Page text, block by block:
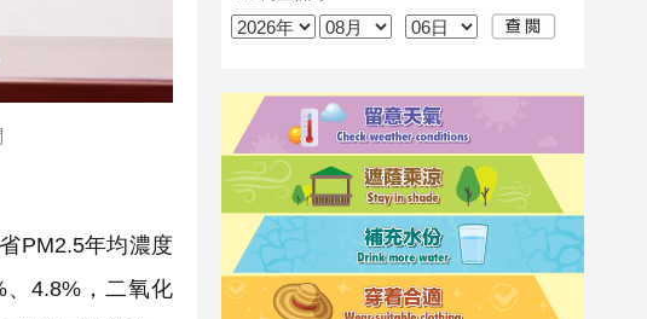
PM2.5年均濃度
、4.8%，二氧化